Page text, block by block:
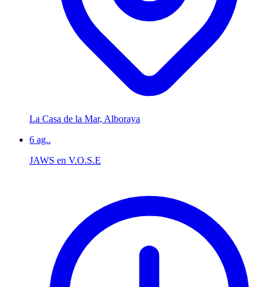
La Casa de la Mar, Alboraya
6 ag..
JAWS en V.O.S.E